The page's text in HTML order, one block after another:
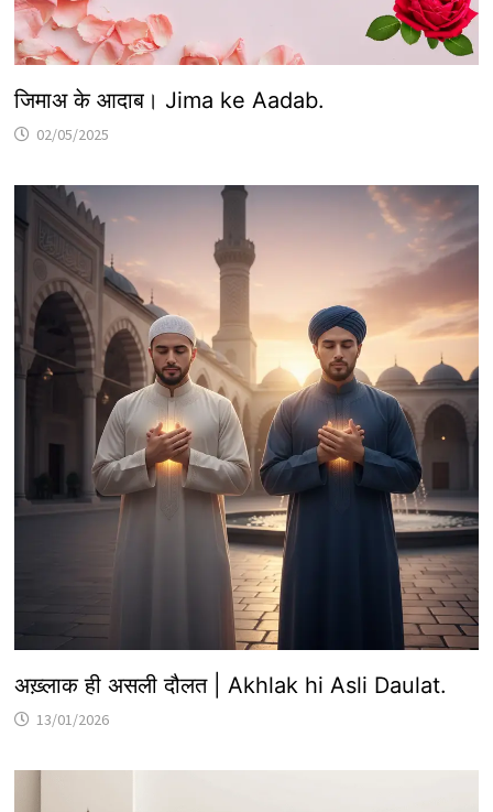
जिमाअ के आदाब। Jima ke Aadab.
02/05/2025
अख़्लाक ही असली दौलत | Akhlak hi Asli Daulat.
13/01/2026